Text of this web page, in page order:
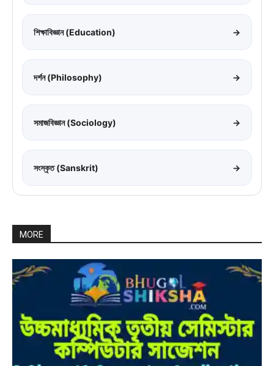
শিক্ষাবিজ্ঞান (Education) →
দর্শন (Philosophy) →
সমাজবিজ্ঞান (Sociology) →
সংস্কৃত (Sanskrit) →
MORE